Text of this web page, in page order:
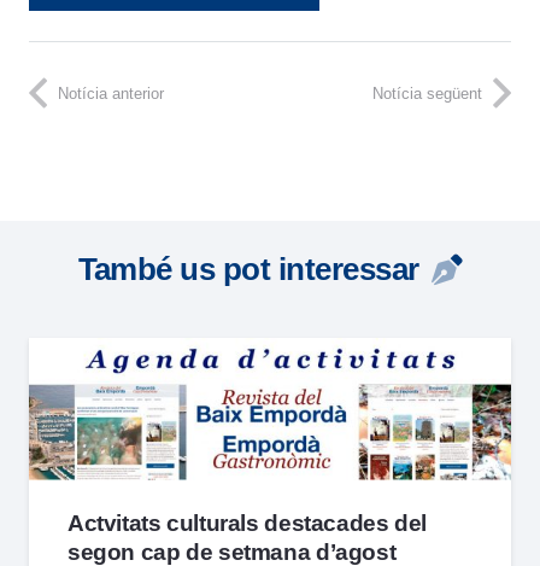
Notícia anterior Notícia següent
També us pot interessar
Actvitats culturals destacades del
segon cap de setmana d’agost